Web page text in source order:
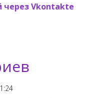
Vkontakte